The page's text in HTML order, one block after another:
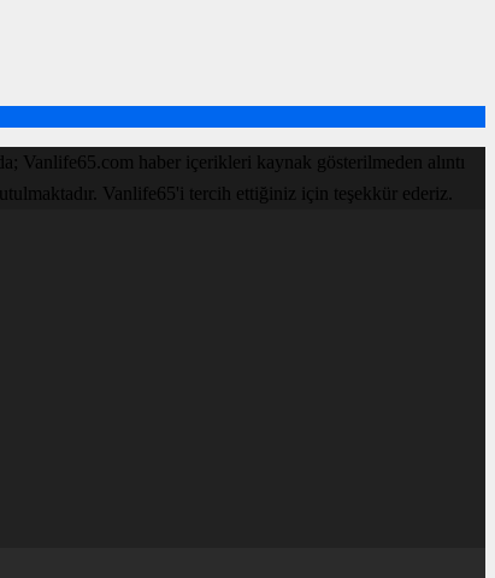
Vanlife65.com haber içerikleri kaynak gösterilmeden alıntı
Vanlife65'i tercih ettiğiniz için teşekkür ederiz.